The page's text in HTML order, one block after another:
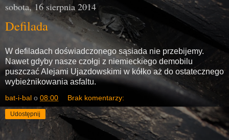
sobota, 16 sierpnia 2014
Defilada
W defiladach doświadczonego sąsiada nie przebijemy.
Nawet gdyby nasze czołgi z niemieckiego demobilu
puszczać Alejami Ujazdowskimi w kółko aż do ostatecznego
wybieżnikowania asfaltu.
bat-i-bal o 08:00 Brak komentarzy:
Udostępnij